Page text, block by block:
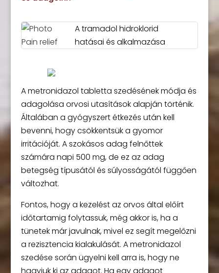
A tramadol hidroklorid
hatásai és alkalmazása
A metronidazol tabletta szedésének módja és
adagolása orvosi utasítások alapján történik.
Általában a gyógyszert étkezés után kell
bevenni, hogy csökkentsük a gyomor
irritációját. A szokásos adag felnőttek
számára napi 500 mg, de ez az adag
betegség típusától és súlyosságától függően
változhat.
Fontos, hogy a kezelést az orvos által előírt
időtartamig folytassuk, még akkor is, ha a
tünetek már javulnak, mivel ez segít megelőzni
a rezisztencia kialakulását. A metronidazol
szedése során ügyelni kell arra is, hogy ne